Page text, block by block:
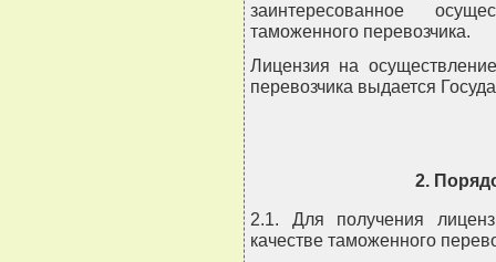
заинтересованное
таможенного перевозчика.
Лицензия на
перевозчика выдается
2.
2.1. Для получения
качестве таможенного